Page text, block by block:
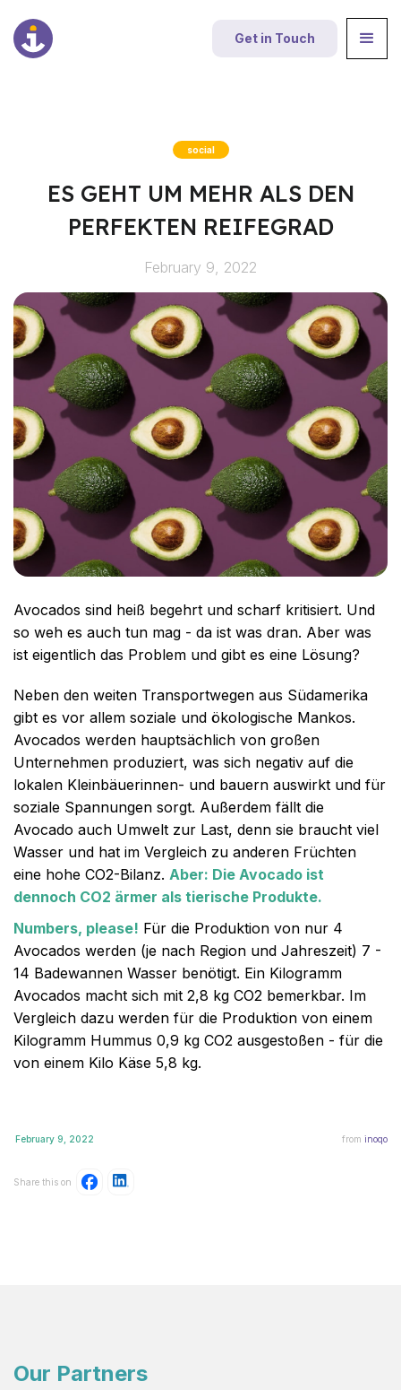
Get in Touch
social
ES GEHT UM MEHR ALS DEN
PERFEKTEN REIFEGRAD
February 9, 2022
Avocados sind heiß begehrt und scharf kritisiert. Und
so weh es auch tun mag - da ist was dran. Aber was
ist eigentlich das Problem und gibt es eine Lösung?
Neben den weiten Transportwegen aus Südamerika
gibt es vor allem soziale und ökologische Mankos.
Avocados werden hauptsächlich von großen
Unternehmen produziert, was sich negativ auf die
lokalen Kleinbäuerinnen- und bauern auswirkt und für
soziale Spannungen sorgt. Außerdem fällt die
Avocado auch Umwelt zur Last, denn sie braucht viel
Wasser und hat im Vergleich zu anderen Früchten
eine hohe CO2-Bilanz. Aber: Die Avocado ist
dennoch CO2 ärmer als tierische Produkte.
Numbers, please! Für die Produktion von nur 4
Avocados werden (je nach Region und Jahreszeit) 7 -
14 Badewannen Wasser benötigt. Ein Kilogramm
Avocados macht sich mit 2,8 kg CO2 bemerkbar. Im
Vergleich dazu werden für die Produktion von einem
Kilogramm Hummus 0,9 kg CO2 ausgestoßen - für die
von einem Kilo Käse 5,8 kg.
February 9, 2022 from inoqo
Share this on
Our Partners